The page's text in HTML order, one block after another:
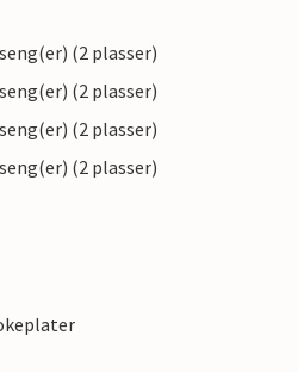
(2 plasser)
(2 plasser)
(2 plasser)
(2 plasser)